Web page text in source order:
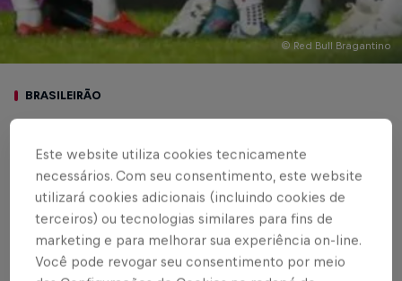
© Red Bull Bragantino
BRASILEIRÃO
Red Bull Bragantino
bate América em Belo
Horizonte e sobe na
tabela do Brasileiro
Este website utiliza cookies tecnicamente
necessários. Com seu consentimento, este website
utilizará cookies adicionais (incluindo cookies de
terceiros) ou tecnologias similares para fins de
marketing e para melhorar sua experiência on-line.
Você pode revogar seu consentimento por meio